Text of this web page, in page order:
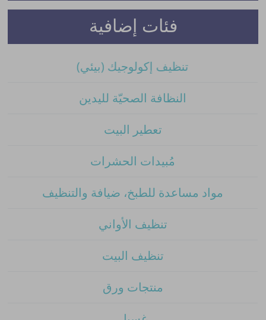
فئات إضافية
تنظيف إكولوجيك (بيئي)
النظافة الصحيّة لليدين
تعطير البيت
مُبيدات الحشرات
مواد مساعدة للطبخ، ضيافة والتنظيف
تنظيف الأواني
تنظيف البيت
منتجات ورق